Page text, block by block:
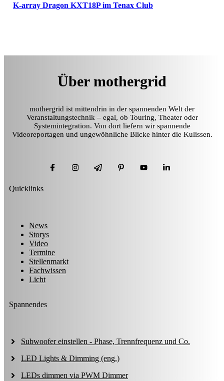
K-array Dragon KXT18P im Tenax Club
Über mothergrid
mothergrid ist mittendrin in der spannenden Welt der
Veranstaltungstechnik – egal, ob Touring, Theater oder
Systemintegration. Von dort liefern wir spannende
Videoreportagen und ungewöhnliche Blicke hinter die Kulissen.
Quicklinks
News
Storys
Video
Termine
Stellenmarkt
Fachwissen
Licht
Spannendes
Subwoofer einstellen - Phase, Trennfrequenz und Co.
LED Lights & Dimming (eng.)
LEDs dimmen via PWM Dimmer